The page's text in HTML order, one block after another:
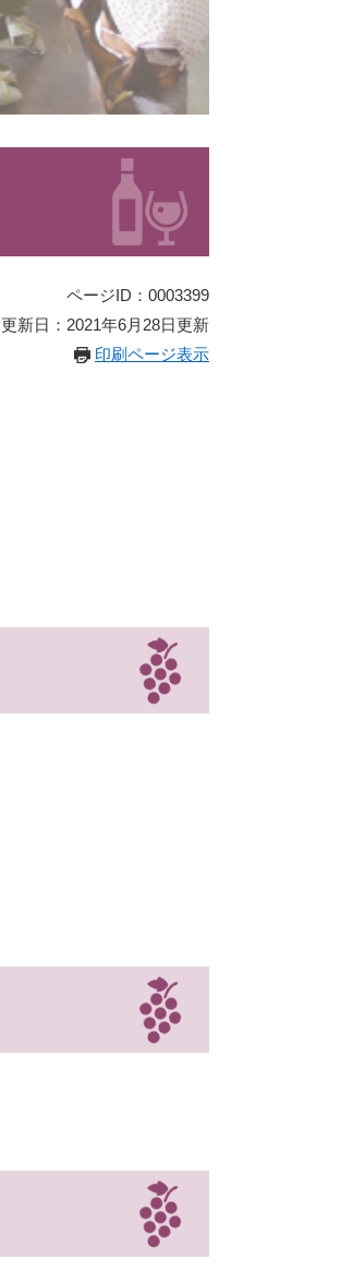
ページID：0003399
更新日：2021年6月28日更新
印刷ページ表示